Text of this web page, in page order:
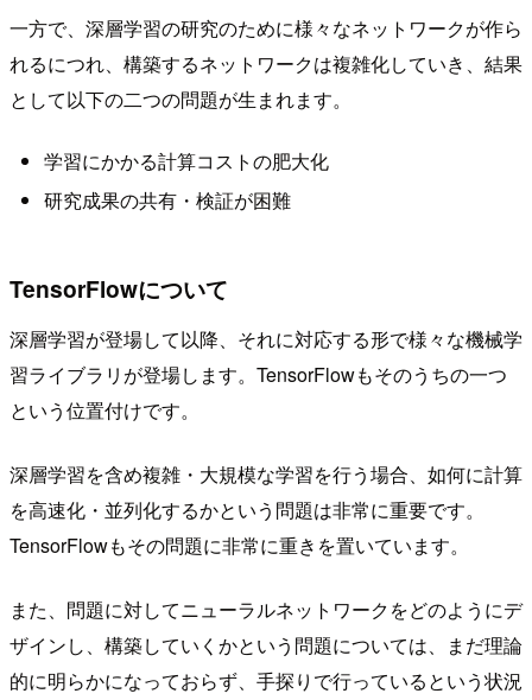
一方で、深層学習の研究のために様々なネットワークが作ら
れるにつれ、構築するネットワークは複雑化していき、結果
として以下の二つの問題が生まれます。
学習にかかる計算コストの肥大化
研究成果の共有・検証が困難
TensorFlowについて
深層学習が登場して以降、それに対応する形で様々な機械学
習ライブラリが登場します。TensorFlowもそのうちの一つ
という位置付けです。
深層学習を含め複雑・大規模な学習を行う場合、如何に計算
を高速化・並列化するかという問題は非常に重要です。
TensorFlowもその問題に非常に重きを置いています。
また、問題に対してニューラルネットワークをどのようにデ
ザインし、構築していくかという問題については、まだ理論
的に明らかになっておらず、手探りで行っているという状況